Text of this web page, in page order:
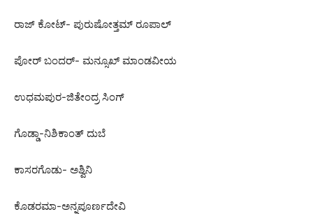
ರಾಜ್ ಕೋಟ್- ಪುರುಷೋತ್ತಮ್ ರೂಪಾಲ್
ಪೋರ್ ಬಂದರ್- ಮನ್ಸೂಖ್ ಮಾಂಡವೀಯ
ಉಧಮಪುರ-ಜಿತೇಂದ್ರ ಸಿಂಗ್
ಗೊಡ್ಡಾ-ನಿಶಿಕಾಂತ್ ದುಬೆ
ಕಾಸರಗೊಡು- ಅಶ್ವಿನಿ
ಕೊಡರಮಾ-ಅನ್ನಪೂರ್ಣದೇವಿ